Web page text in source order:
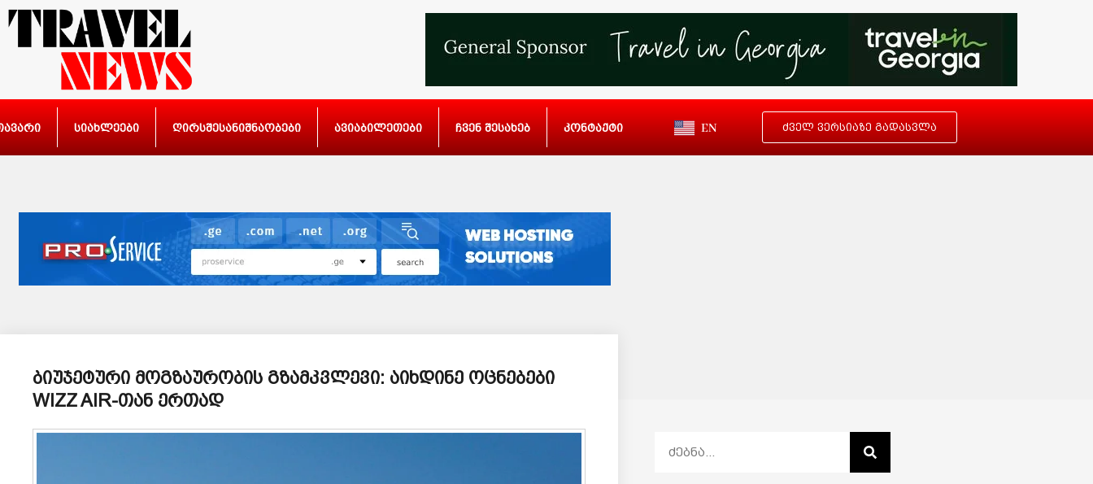
სიახლეები ღირსშესანიშნაობები ავიაბილეთები ჩვენ შესახებ კონტაქტი EN ძველ ვერსიაზე გადასვლა
ბიუჯეტური მოგზაურობის გზამკვლევი: აიხდინე ოცნებები
WIZZ AIR-თან ერთად